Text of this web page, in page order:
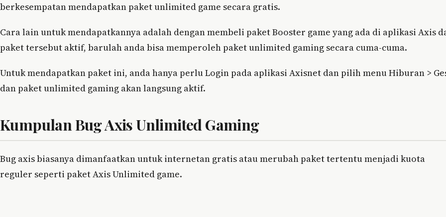
berkesempatan mendapatkan paket unlimited game secara gratis.
Cara lain untuk mendapatkannya adalah dengan membeli paket Booster game yang ada di aplikasi Axis
paket tersebut aktif, barulah anda bisa memperoleh paket unlimited gaming secara cuma-cuma.
Untuk mendapatkan paket ini, anda hanya perlu Login pada aplikasi Axisnet dan pilih menu Hiburan >
dan paket unlimited gaming akan langsung aktif.
Kumpulan Bug Axis Unlimited Gaming
Bug axis biasanya dimanfaatkan untuk internetan gratis atau merubah paket tertentu menjadi kuota
reguler seperti paket Axis Unlimited game.